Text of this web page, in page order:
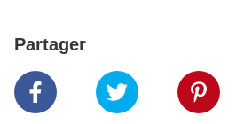
Partager